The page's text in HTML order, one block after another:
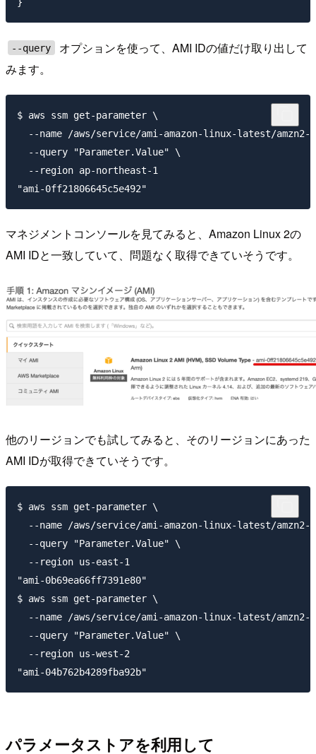
--query
オプションを使って、AMI IDの値だけ取り出して
みます。
$ aws ssm get-parameter \
--name /aws/service/ami-amazon-linux-latest/amzn2-
  --query "Parameter.Value" \
  --region ap-northeast-1
マネジメントコンソールを見てみると、Amazon Linux 2の
AMI IDと一致していて、問題なく取得できていそうです。
他のリージョンでも試してみると、そのリージョンにあった
AMI IDが取得できていそうです。
$ aws ssm get-parameter \
--name /aws/service/ami-amazon-linux-latest/amzn2-
  --query "Parameter.Value" \
  --region us-east-1
"ami-0b69ea66ff7391e80"
$ aws ssm get-parameter \
--name /aws/service/ami-amazon-linux-latest/amzn2-
  --query "Parameter.Value" \
  --region us-west-2
パラメータストアを利用して